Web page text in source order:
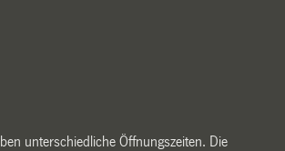
unterschiedliche Öffnungszeiten. Die